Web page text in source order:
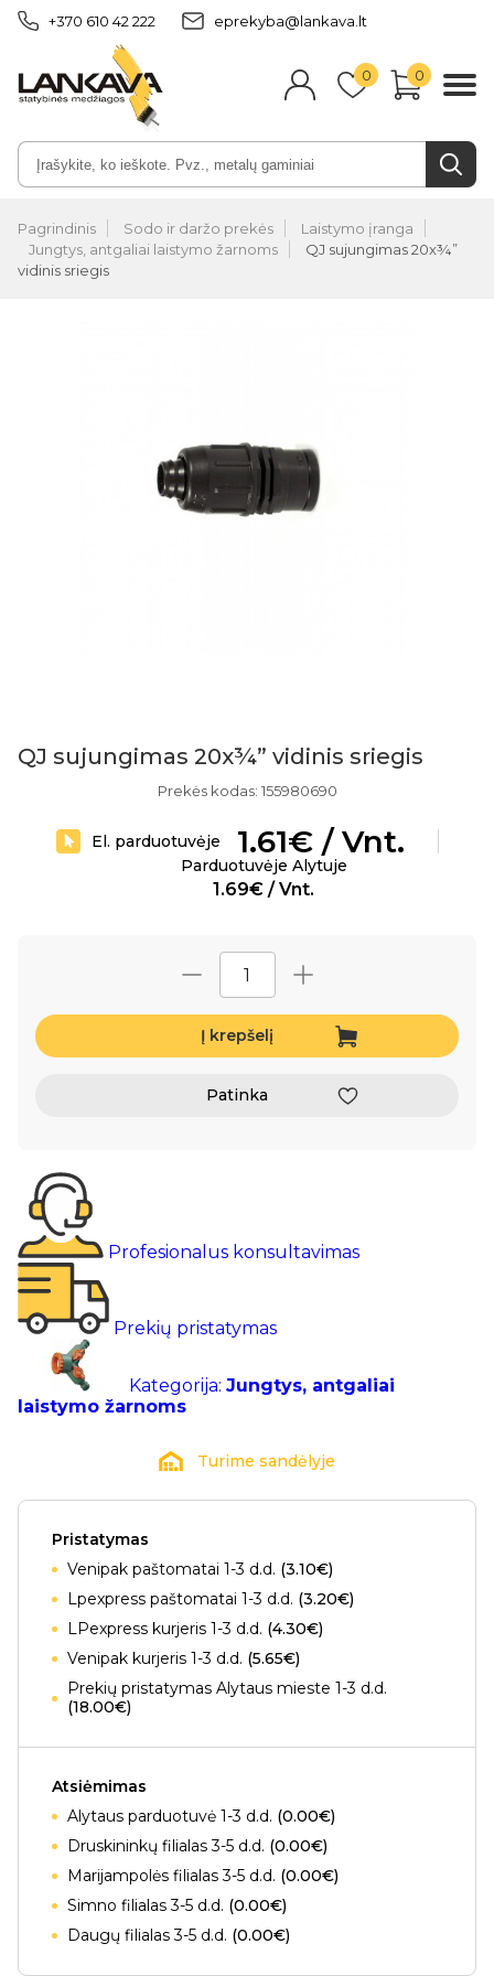
+370 610 42 222 eprekyba@lankava.lt
0 0
Pagrindinis Sodo ir daržo prekės
Laistymo įranga
Jungtys, antgaliai laistymo žarnoms
QJ sujungimas 20x¾”
vidinis sriegis
QJ sujungimas 20x¾” vidinis sriegis
Prekės kodas: 155980690
El. parduotuvėje 1.61€ / Vnt.
Parduotuvėje Alytuje
1.69€ / Vnt.
Į krepšelį
Patinka
Profesionalus konsultavimas
Prekių pristatymas
Kategorija: Jungtys, antgaliai
laistymo žarnoms
Turime sandėlyje
Pristatymas
Venipak paštomatai 1-3 d.d. (3.10€)
Lpexpress paštomatai 1-3 d.d. (3.20€)
LPexpress kurjeris 1-3 d.d. (4.30€)
Venipak kurjeris 1-3 d.d. (5.65€)
Prekių pristatymas Alytaus mieste 1-3 d.d.
(18.00€)
Atsiėmimas
Alytaus parduotuvė 1-3 d.d. (0.00€)
Druskininkų filialas 3-5 d.d. (0.00€)
Marijampolės filialas 3-5 d.d. (0.00€)
Simno filialas 3-5 d.d. (0.00€)
Daugų filialas 3-5 d.d. (0.00€)